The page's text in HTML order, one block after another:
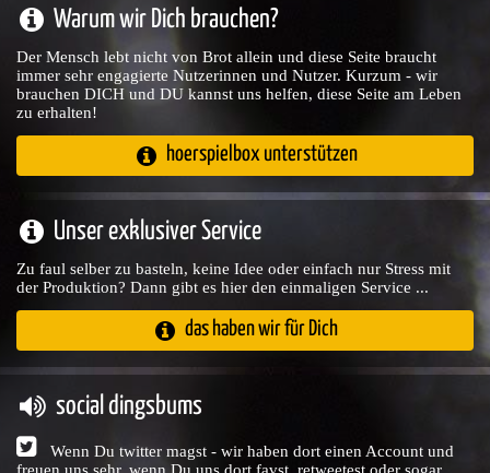
Warum wir Dich brauchen?
Der Mensch lebt nicht von Brot allein und diese Seite braucht
immer sehr engagierte Nutzerinnen und Nutzer. Kurzum - wir
brauchen DICH und DU kannst uns helfen, diese Seite am Leben
zu erhalten!
hoerspielbox unterstützen
Unser exklusiver Service
Zu faul selber zu basteln, keine Idee oder einfach nur Stress mit
der Produktion? Dann gibt es hier den einmaligen Service ...
das haben wir für Dich
social dingsbums
Wenn Du twitter magst - wir haben dort einen Account und
freuen uns sehr, wenn Du uns dort favst, retweetest oder sogar